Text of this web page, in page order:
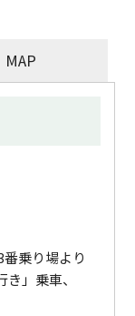
MAP
乗り場より
」乗車、